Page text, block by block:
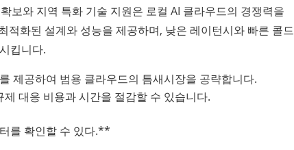
보와 지역 특화 기술 지원은 로컬 AI 클라우드의 경쟁력을
적화된 설계와 성능을 제공하며, 낮은 레이턴시와 빠른 콜드
킵니다.
제공하여 범용 클라우드의 틈새시장을 공략합니다.
대응 비용과 시간을 절감할 수 있습니다.
를 확인할 수 있다.**